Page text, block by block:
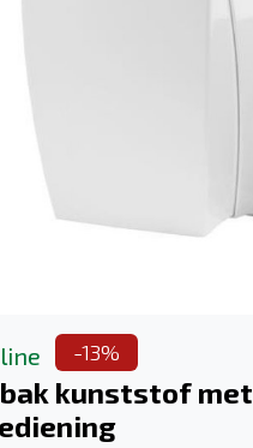
-13%
kunststof met